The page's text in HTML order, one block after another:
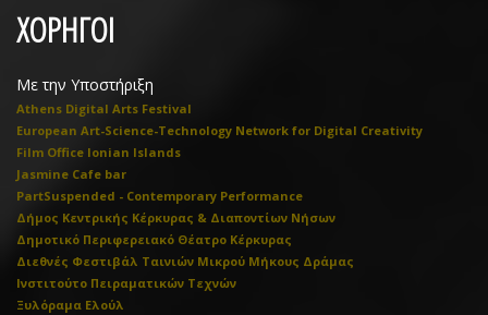
ΧΟΡΗΓΟΙ
Με την Υποστήριξη
Athens Digital Arts Festival
European Art-Science-Technology Network for Digital Creativity
Film Office Ionian Islands
Jasmine Cafe bar
PartSuspended - Contemporary Performance
Δήμος Κεντρικής Κέρκυρας & Διαποντίων Νήσων
Δημοτικό Περιφερειακό Θέατρο Κέρκυρας
Διεθνές Φεστιβάλ Ταινιών Μικρού Μήκους Δράμας
Ινστιτούτο Πειραματικών Τεχνών
Ξυλόραμα Ελούλ